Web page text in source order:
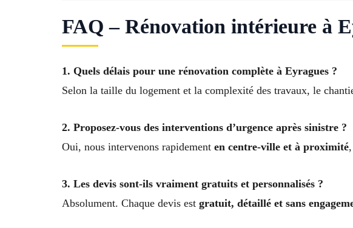
FAQ – Rénovation intérieure à
1. Quels délais pour une rénovation complète à Eyragues ?
Selon la taille du logement et la complexité des travaux, le
2. Proposez-vous des interventions d’urgence après sinistre ?
Oui, nous intervenons rapidement en centre-ville et à proximité
3. Les devis sont-ils vraiment gratuits et personnalisés ?
Absolument. Chaque devis est gratuit, détaillé et sans